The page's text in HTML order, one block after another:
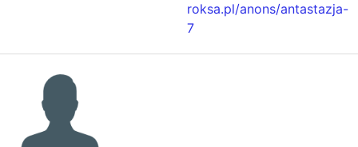
roksa.pl/anons/antastazja-
7